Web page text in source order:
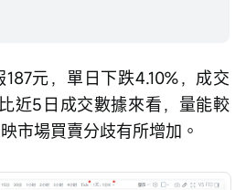
元，單日下跌4.10%，成交
近5日成交數據來看，量能較
市場買賣分歧有所增加。